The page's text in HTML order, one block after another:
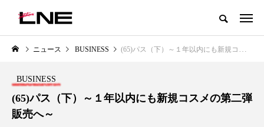
グローバルビューティ＆ヘルスケアビジネス誌
LIFESTYLE BUSINESS
ニュース BUSINESS (65)パス（下）～１年以内にも新規コスメの第二弾販売へ～
BUSINESS
(65)パス（下）～１年以内にも新規コスメの第二弾
販売へ～